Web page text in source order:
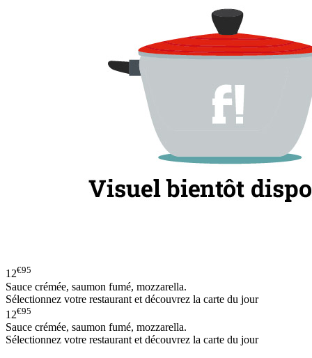
12€95
Sauce crémée, saumon fumé, mozzarella.
Sélectionnez votre restaurant et découvrez la carte du jour
12€95
Sauce crémée, saumon fumé, mozzarella.
Sélectionnez votre restaurant et découvrez la carte du jour